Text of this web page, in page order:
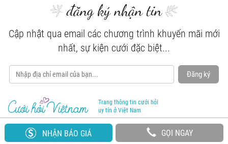
đăng ký nhận tin
Cập nhật qua email các chương trình khuyến mãi mới
nhất, sự kiện cưới đặc biệt...
Đăng ký
NHẬN BÁO GIÁ GỌI NGAY
Trang thông tin cưới hỏi
uy tín ở Việt Nam